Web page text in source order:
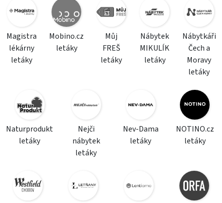
Magistra
lékárny
letáky
Mobino.cz
letáky
Můj
FREŠ
letáky
Nábytek
MIKULÍK
letáky
Nábytkáři
Čech a
Moravy
letáky
Naturprodukt
letáky
Nejči
nábytek
letáky
Nev-Dama
letáky
NOTINO.cz
letáky